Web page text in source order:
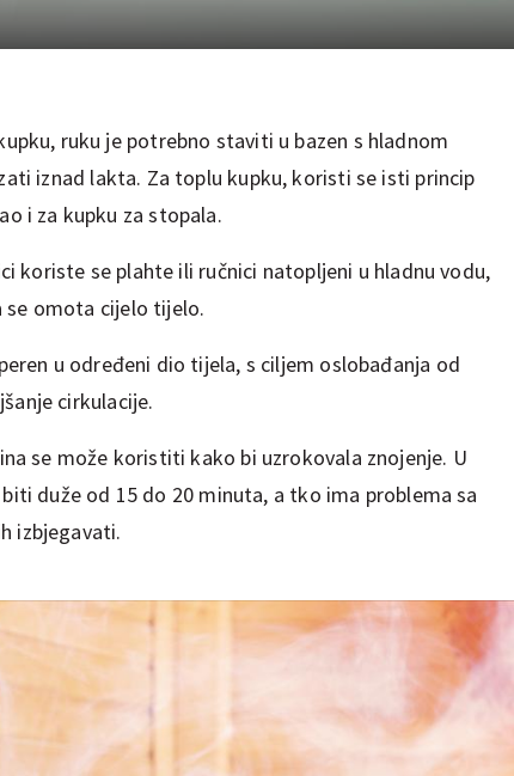
ruku je potrebno staviti u bazen s hladnom
iznad lakta. Za toplu kupku, koristi se isti princip
i za kupku za stopala.
koriste se plahte ili ručnici natopljeni u hladnu vodu,
se omota cijelo tijelo.
u određeni dio tijela, s ciljem oslobađanja od
cirkulacije.
se može koristiti kako bi uzrokovala znojenje. U
duže od 15 do 20 minuta, a tko ima problema sa
izbjegavati.